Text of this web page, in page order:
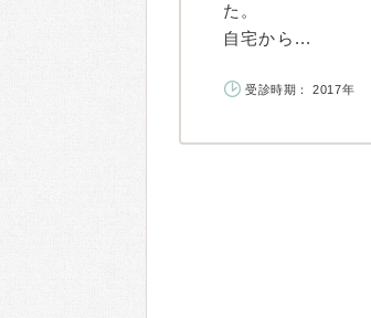
た。
自宅から...
受診時期： 2017年